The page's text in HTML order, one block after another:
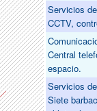
Servicios
CCTV,
Central
espacio.
Servicios
Siete